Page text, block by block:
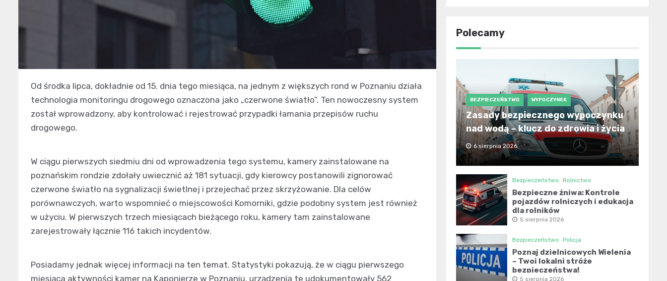
Od środka lipca, dokładnie od 15. dnia tego miesiąca, na jednym z większych rond w Poznaniu działa
technologia monitoringu drogowego oznaczona jako „czerwone światło”. Ten nowoczesny system
został wprowadzony, aby kontrolować i rejestrować przypadki łamania przepisów ruchu
drogowego.
W ciągu pierwszych siedmiu dni od wprowadzenia tego systemu, kamery zainstalowane na
poznańskim rondzie zdołały uwiecznić aż 181 sytuacji, gdy kierowcy postanowili zignorować
czerwone światło na sygnalizacji świetlnej i przejechać przez skrzyżowanie. Dla celów
porównawczych, warto wspomnieć o miejscowości Komorniki, gdzie podobny system jest również
w użyciu. W pierwszych trzech miesiącach bieżącego roku, kamery tam zainstalowane
zarejestrowały łącznie 116 takich incydentów.
Posiadamy jednak więcej informacji na ten temat. Statystyki pokazują, że w ciągu pierwszego
miesiąca aktywności kamer na Kaponierze w Poznaniu, urządzenia te udokumentowały 562
Polecamy
BEZPIECZEŃSTWO WYPOCZYNEK
Zasady bezpiecznego wypoczynku
nad wodą – klucz do zdrowia i życia
6 sierpnia 2026
Bezpieczeństwo Rolnictwo
Bezpieczne żniwa: Kontrole
pojazdów rolniczych i edukacja
dla rolników
5 sierpnia 2026
Bezpieczeństwo Policja
Poznaj dzielnicowych Wielenia
– Twoi lokalni stróże
bezpieczeństwa!
5 sierpnia 2026